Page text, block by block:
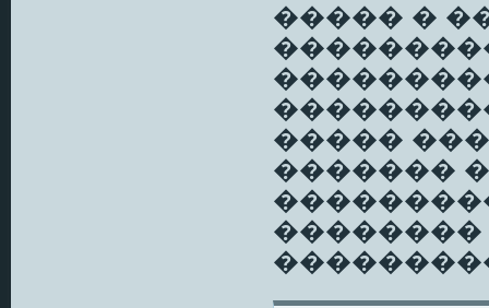
����� �
�����
�������